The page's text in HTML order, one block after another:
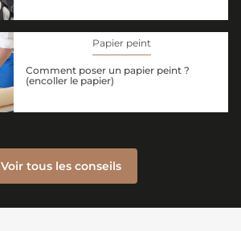
Papier peint
Comment poser un papier peint ?
(encoller le papier)
Voir tous les conseils